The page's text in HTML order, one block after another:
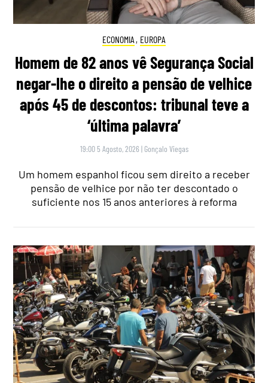
ECONOMIA , EUROPA
Homem de 82 anos vê Segurança Social
negar-lhe o direito a pensão de velhice
após 45 de descontos: tribunal teve a
‘última palavra’
19:00 5 Agosto, 2026 | Gonçalo Viegas
Um homem espanhol ficou sem direito a receber
pensão de velhice por não ter descontado o
suficiente nos 15 anos anteriores à reforma